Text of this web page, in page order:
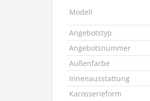
Modell
Angebotstyp
Angebotsnummer
Außenfarbe
Innenausstattung
Karosserieform